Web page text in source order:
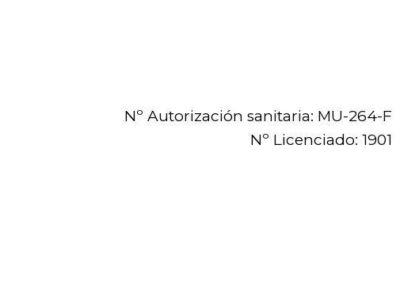
Nº Autorización sanitaria: MU-264-F
Nº Licenciado: 1901